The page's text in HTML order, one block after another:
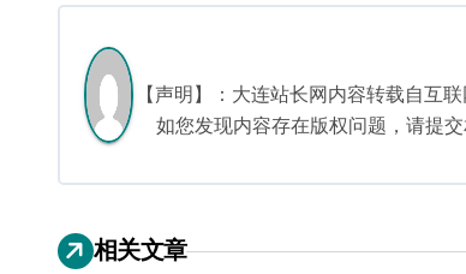
航
【声明】：大连站长网内容转载自互
如您发现内容存在版权问题，请提
相关文章